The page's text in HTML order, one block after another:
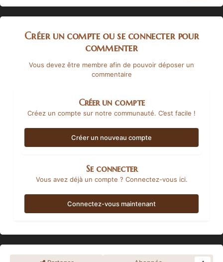
Créer un compte ou se connecter pour
commenter
Vous devez être membre afin de pouvoir déposer un
commentaire
Créer un compte
Créez un compte sur notre communauté. C’est facile !
Créer un nouveau compte
Se connecter
Vous avez déjà un compte ? Connectez-vous ici.
Connectez-vous maintenant